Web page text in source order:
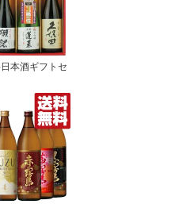
本酒ギフトセ